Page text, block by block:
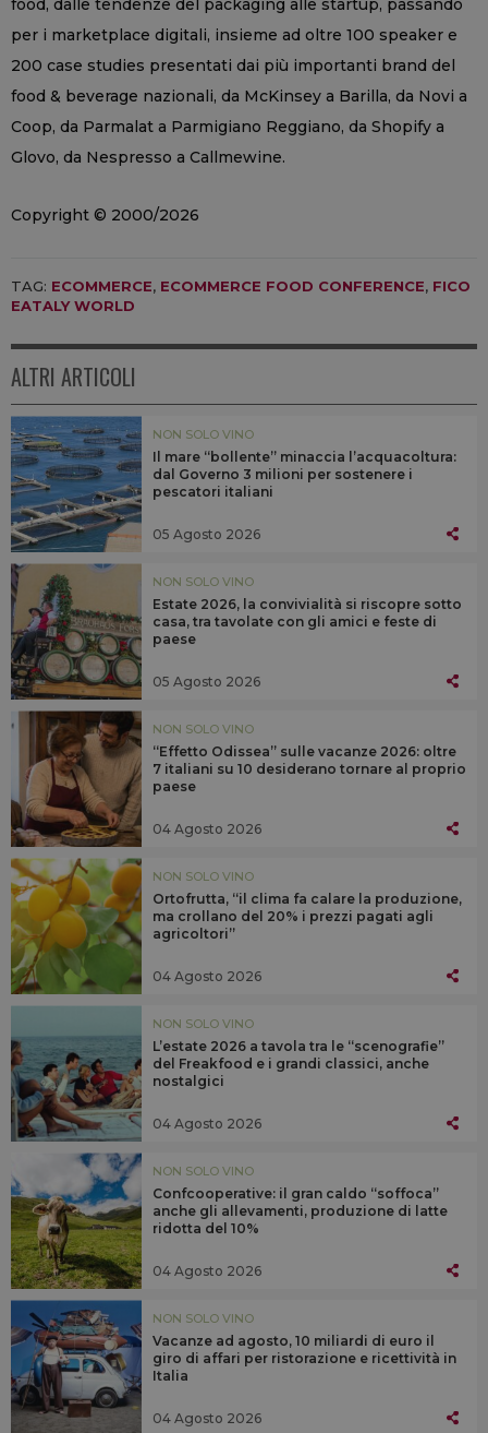
food, dalle tendenze del packaging alle startup, passando
per i marketplace digitali, insieme ad oltre 100 speaker e
200 case studies presentati dai più importanti brand del
food & beverage nazionali, da McKinsey a Barilla, da Novi a
Coop, da Parmalat a Parmigiano Reggiano, da Shopify a
Glovo, da Nespresso a Callmewine.
Copyright © 2000/2026
TAG: ECOMMERCE, ECOMMERCE FOOD CONFERENCE, FICO
EATALY WORLD
ALTRI ARTICOLI
NON SOLO VINO
Il mare “bollente” minaccia l’acquacoltura:
dal Governo 3 milioni per sostenere i
pescatori italiani
05 Agosto 2026
NON SOLO VINO
Estate 2026, la convivialità si riscopre sotto
casa, tra tavolate con gli amici e feste di
paese
05 Agosto 2026
NON SOLO VINO
“Effetto Odissea” sulle vacanze 2026: oltre
7 italiani su 10 desiderano tornare al proprio
paese
04 Agosto 2026
NON SOLO VINO
Ortofrutta, “il clima fa calare la produzione,
ma crollano del 20% i prezzi pagati agli
agricoltori”
04 Agosto 2026
NON SOLO VINO
L’estate 2026 a tavola tra le “scenografie”
del Freakfood e i grandi classici, anche
nostalgici
04 Agosto 2026
NON SOLO VINO
Confcooperative: il gran caldo “soffoca”
anche gli allevamenti, produzione di latte
ridotta del 10%
04 Agosto 2026
NON SOLO VINO
Vacanze ad agosto, 10 miliardi di euro il
giro di affari per ristorazione e ricettività in
Italia
04 Agosto 2026